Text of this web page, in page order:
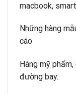
macbook,
Những hàng
cáo
Hàng mỹ
đường bay.